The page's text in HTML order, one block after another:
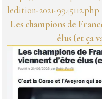
ledition-2021-9945112.php
Les champions de
élus (et ça